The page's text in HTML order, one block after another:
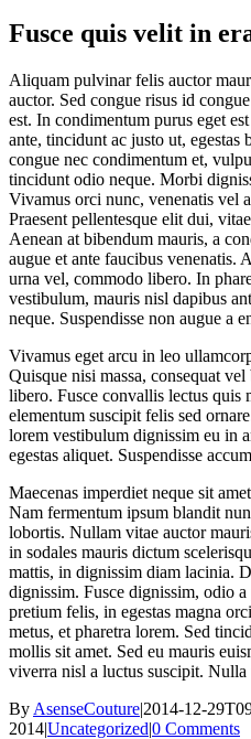
Fusce quis velit in
Aliquam pulvinar felis auctor
auctor. Sed congue risus id
est. In condimentum purus eget
ante, tincidunt ac justo ut,
congue nec condimentum et,
tincidunt odio neque. Morbi
Vivamus orci nunc, venenatis vel
Praesent pellentesque elit dui,
Aenean at bibendum mauris, a
augue et ante faucibus venenatis.
urna vel, commodo libero. In
vestibulum, mauris nisl dapibus
neque. Suspendisse non augue a
Vivamus eget arcu in leo
Quisque nisi massa, consequat
libero. Fusce convallis lectus quis
elementum suscipit felis sed
lorem vestibulum dignissim eu in
egestas aliquet. Suspendisse
Maecenas imperdiet neque sit
Nam fermentum ipsum blandit
lobortis. Nullam vitae auctor
in sodales mauris dictum
mattis, in dignissim diam lacinia.
dignissim. Fusce dignissim, odio
pretium felis, in egestas magna
metus, et pharetra lorem. Sed
mollis sit amet. Sed eu mauris
viverra nisl a luctus suscipit.
By AsenseCouture|2014-12-
2014|Uncategorized|0 Comments